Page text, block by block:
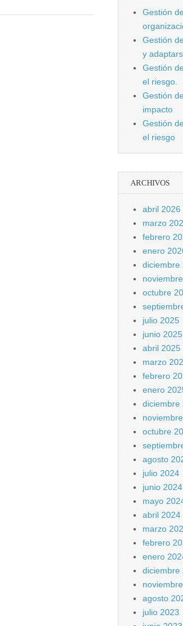
Gestión
Gestión
y
Gestión
el riesgo.
Gestión
impacto
Gestión
el riesgo
ARCHIVOS
abril 2026
marzo
febrero
enero
diciembre
octubre
julio 2025
junio 2025
abril 2025
marzo
febrero
enero
diciembre
octubre
agosto
julio 2024
junio 2024
mayo
abril 2024
marzo
febrero
enero
diciembre
agosto
julio 2023